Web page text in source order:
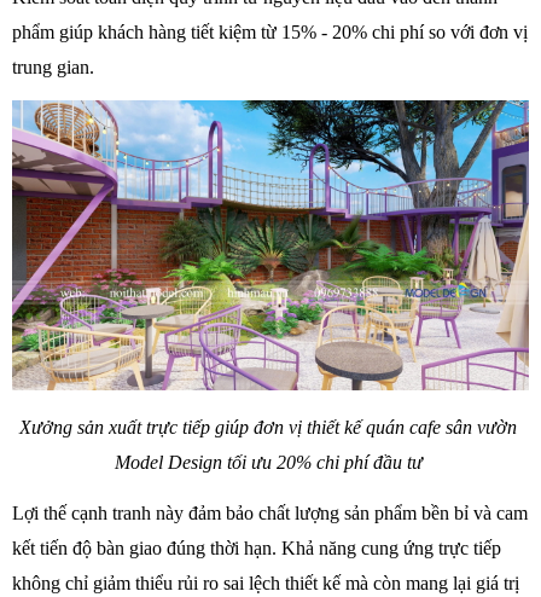
phẩm giúp khách hàng tiết kiệm từ 15% - 20% chi phí so với đơn vị
trung gian.
Xưởng sản xuất trực tiếp giúp đơn vị thiết kế quán cafe sân vườn
Model Design tối ưu 20% chi phí đầu tư
Lợi thế cạnh tranh này đảm bảo chất lượng sản phẩm bền bỉ và cam
kết tiến độ bàn giao đúng thời hạn. Khả năng cung ứng trực tiếp
không chỉ giảm thiểu rủi ro sai lệch thiết kế mà còn mang lại giá trị